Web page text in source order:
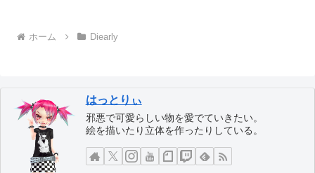
ホーム Diearly
はっとりぃ
邪悪で可愛らしい物を愛でていきたい。
絵を描いたり立体を作ったりしている。